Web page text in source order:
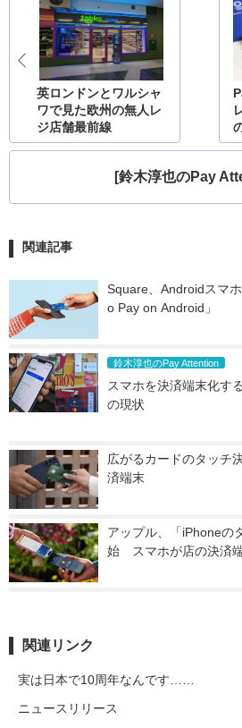
英ロンドンとワルシャ
ワで見た欧州の無人レ
ジ店舗最前線
[鈴木淳也のPay
関連記事
Square、Androidスマ
o Pay on Android」
鈴木淳也のPay Attention
スマホを決済端末化す
の現状
広がるカードのタッチ
済端末
アップル、「iPhoneの
始　スマホが店の決済
関連リンク
実は日本で10周年なんです……
ニュースリリース